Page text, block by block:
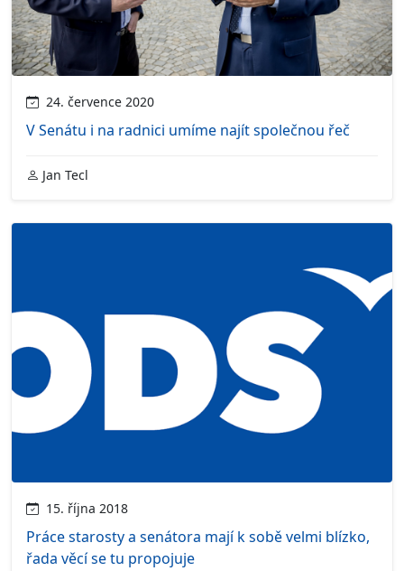
24. července 2020
V Senátu i na radnici umíme najít společnou řeč
Jan Tecl
15. října 2018
Práce starosty a senátora mají k sobě velmi blízko,
řada věcí se tu propojuje